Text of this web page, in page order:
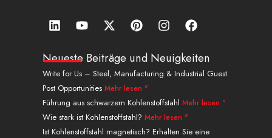
L
i
k
e
d
i
n
Y
o
t
b
e
X
-
w
i
t
t
e
r
P
i
t
e
r
e
s
t
I
n
t
a
g
a
m
a
u
f
c
b
o
Neueste Beiträge und Neuigkeiten
Write for Us – Steel, Manufacturing & Industrial Guest
Post Opportunities Mehr lesen "
Führung aus schwarzem Kohlenstoffstahl Mehr lesen "
Wie stark ist Kohlenstoffstahl? Mehr lesen "
Ist Kohlenstoffstahl magnetisch? Erhalten Sie eine